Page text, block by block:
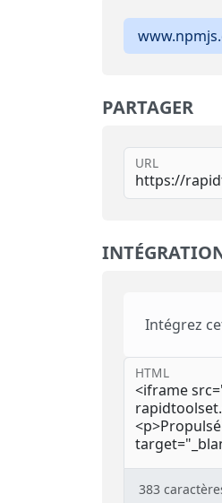
PARTAGER
URL
Intégrez
HTML
383